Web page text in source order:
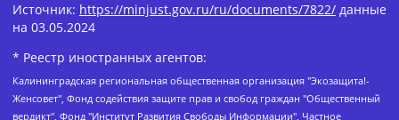
Источник: https://minjust.gov.ru/ru/documents/7822/ данные
на 03.05.2024
* Реестр иностранных агентов:
Калининградская региональная общественная организация "Экозащита!-Женсовет", Фонд содействия защите прав и свобод граждан "Общественный вердикт", Фонд "Институт Развития Свободы Информации", Частное учреждение "Информационное агентство МЕМО. РУ", Региональная общественная организация "Общественная комиссия по сохранению наследия академика Сахарова", Фонд поддержки свободы прессы, Санкт-Петербургская общественная правозащитная организация "Гражданский контроль", Межрегиональная общественная организация "Информационно-просветительский центр "Мемориал", Региональный Фонд "Центр Защиты Прав Средств Массовой Информации", с 05.12.2023 Фонд "Центр Защиты Прав Средств массовой информации", Региональная общественная благотворительная организация помощи беженцам и мигрантам "Гражданское содействие", Негосударственное образовательное учреждение дополнительного профессионального образования (повышение квалификации) специалистов "АКАДЕМИЯ ПО ПРАВАМ ЧЕЛОВЕКА", Свердловская региональная общественная организация "Сутяжник", Автономная некоммерческая организация "Центр независимых социологических исследований", Союз общественных объединений "Российский исследовательский центр по правам человека", Региональное общественное учреждение научно-информационный центр "МЕМОРИАЛ", Некоммерческая организация "Фонд защиты гласности", Автономная некоммерческая организация "Институт прав человека", Городская общественная организация "Екатеринбургское общество "МЕМОРИАЛ", Городская общественная организация "Рязанское историко-просветительское и правозащитное общество "Мемориал" (Рязанский Мемориал), Челябинский региональный орган общественной самодеятельности – женское общественное объединение "Женщины Евразии", Челябинский региональный орган общественной самодеятельности "Уральская правозащитная группа", Фонд содействия защите здоровья и социальной справедливости имени Андрея Рылькова, Автономная Некоммерческая Организация "Аналитический Центр Юрия Левады", Автономная некоммерческая организация социальной поддержки населения "Проект Апрель", Региональная общественная организация помощи женщинам и детям, находящимся в кризисной ситуации "Информационно-методический центр "Анна", Фонд содействия развитию массовых коммуникаций и правовому просвещению "Так-так-Так", Фонд содействия устойчивому развитию "Серебряная тайга", Свердловский региональный общественный фонд социальных проектов "Новое время", "Idel.Реалии", Кавказ.Реалии, Крым.Реалии, Телеканал Настоящее Время, Татаро-башкирская служба Радио Свобода (Azatliq Radiosi), Радио Свободная Европа/Радио Свобода (PCE/PC), "Сибирь.Реалии", "Фактограф", Благотворительный фонд помощи осужденным и их семьям, Автономная некоммерческая организация "Институт глобализации и социальных движений", Фонд "В защиту прав заключенных", Частное учреждение "Центр поддержки и содействия развитию средств массовой информации", Пензенский региональный общественный благотворительный фонд "Гражданский союз", "Север.Реалии", Некоммерческая организация Фонд "Правовая инициатива", Общество с ограниченной ответственностью "Радио Свободная Европа/Радио Свобода", Чешское информационное агентство "MEDIUM-ORIENT", Красноярская региональная общественная организация "Мы против СПИДа", Камалягин Денис Николаевич, Маркелов Сергей Евгеньевич, Пономарев Лев Александрович, Савицкая Людмила Алексеевна, Автономная некоммерческая организация "Центр по работе с проблемой насилия "НАСИЛИЮ.НЕТ", Межрегиональный профессиональный союз работников здравоохранения "Альянс врачей", Юридическое лицо, зарегистрированное в Латвийской Республике, SIA "Medusa Project" (регистрационный номер 40103797863, дата регистрации 10.06.2014), Некоммерческая организация "Фонд по борьбе с коррупцией", Автономная некоммерческая организация "Институт права и публичной политики", Баданин Роман Сергеевич, Гликин Максим Александрович, Железнова Мария Михайловна, Лукьянова Юлия Сергеевна, Маетная Елизавета Витальевна, Маняхин Петр Борисович, Чуракова Ольга Владимировна, Ярош Юлия Петровна, Юридическое лицо "The Insider SIA", зарегистрированное в Риге, Латвийская Республика (дата регистрации 26.06.2015), являющееся администратором доменного имени интернет-издания "The Insider SIA", https://theins.ru, Постернак Алексей Евгеньевич, Рубин Михаил Аркадьевич, Анин Роман Александрович, Юридическое лицо Istories fonds, зарегистрированное в Латвийской Республике (регистрационный номер 50008295751, дата регистрации 24.02.2020), Великовский Дмитрий Александрович, Долинина Ирина Николаевна, Мароховская Алеся Алексеевна, Шлейнов Роман Юрьевич, Шмагун Олеся Валентиновна, Общество с ограниченной ответственностью "Альтаир 2021", Общество с ограниченной ответственностью "Вега 2021", Общество с ограниченной ответственностью "Главный редактор 2021", Общество с ограниченной ответственностью "Ромашки монолит", Важенков Артем Валерьевич, Ивановская областная общественная организация "Центр гендерных исследований", Гурман Юрий Альбертович, Медиапроект "ОВД-Инфо", Егоров Владимир Владимирович, Жилинский Владимир Александрович, Общество с ограниченной ответственностью "ЗП", Иванова София Юрьевна, Карезина Инна Павловна, Кильтау Екатерина Викторовна, Петров Алексей Викторович, Пискунов Сергей Евгеньевич, Смирнов Сергей Сергеевич, Тихонов Михаил Сергеевич, Общество с ограниченной ответственностью "ЖУРНАЛИСТ-ИНОСТРАННЫЙ АГЕНТ", Арапова Галина Юрьевна, Вольтская Татьяна Анатольевна, Американская компания "Mason G.E.S. Anonymous Foundation" (США), являющаяся владельцем интернет-издания https://mnews.world/, Компания "Stichting Bellingcat", зарегистрированная в Нидерландах (дата регистрации 11.07.2018), Захаров Андрей Вячеславович, Клепиковская Екатерина Дмитриевна, Общество с ограниченной ответственностью "МЕМО", Перл Роман Александрович, Симонов Евгений Алексеевич, Соловьева Елена Анатольевна, Сотников Даниил Владимирович, Сурначева Елизавета Дмитриевна, Автономная некоммерческая организация по защите прав человека и информированию населения "Якутия – Наше Мнение", Общество с ограниченной ответственностью "Москоу диджитал медиа", с 26.01.2023 Общество с ограниченной ответственностью "Чайка Белые сады", Ветошкина Валерия Валерьевна, Заговора Максим Александрович, Межрегиональное общественное движение "Российская ЛГБТ - сеть", Оленичев Максим Владимирович, Павлов Иван Юрьевич, Скворцова Елена Сергеевна, Общество с ограниченной ответственностью "Как бы инагент", Кочетков Игорь Викторович, Общество с ограниченной ответственностью "Честные выборы", Еланчик Олег Александрович, Общество с ограниченной ответственностью "Нобелевский призыв", Гималова Регина Эмилевна, Григорьев Андрей Валерьевич, Григорьева Алина Александровна, Ассоциация по содействию защите прав призывников, альтернативнослужащих и военнослужащих "Правозащитная группа "Гражданин.Армия.Право", Хисамова Регина Фаритовна, Автономная некоммерческая организация по реализации социально-правовых программ "Лилит", Дальневосточное общественное движение "Маяк", Санкт-Петербургская ЛГБТ-инициативная группа "Выход", Инициативная группа ЛГБТ+ "Реверс", Алексеев Андрей Викторович, Бекбулатова Таисия Львовна, Беляев Иван Михайлович, Владыкина Елена Сергеевна, Гельман Марат Александрович, Никульшина Вероника Юрьевна, Толоконникова Надежда Андреевна, Шендерович Виктор Анатольевич, Общество с ограниченной ответственностью "Данное сообщение", Общество с ограниченной ответственностью Издательский дом "Новая глава", Айнбиндер Александра Александровна, Московский комьюнити-центр для ЛГБТ+инициатив, Благотворительный фонд развития филантропии, Deutsche Welle (Германия, Kurt-Schumacher-Strasse 3, 53113 Bonn), Борзунова Мария Михайловна, Воробьев Виктор Викторович, Голубева Анна Львовна, Константинова Алла Михайловна, Малкова Ирина Владимировна, Мурадов Мурад Абдулгалимович, Осетинская Елизавета Николаевна, Понасенков Евгений Николаевич, Ганапольский Матвей Юрьевич, Киселев Евгений Алексеевич, Борухович Ирина Григорьевна, Дремин Иван Тимофеевич, Дубровский Дмитрий Викторович, Красноярская региональная общественная организация поддержки и развития альтернативных образовательных технологий и межкультурных коммуникаций "ИНТЕРРА", Маяковская Екатерина Алексеевна, Фейгин Марк Захарович, Филимонов Андрей Викторович, Дзугкоева Регина Николаевна, Доброхотов Роман Александрович, Дудь Юрий Александрович, Елкин Сергей Владимирович, Кругликов Кирилл Игоревич, Сабунаева Мария Леонидовна, Семенов Алексей Владимирович, Шаинян Карен Багратович, Шульман Екатерина Михайловна, Асафьев Артур Валерьевич, Вахштайн Виктор Семенович, Венедиктов Алексей Алексеевич, Лушникова Екатерина Евгеньевна, Волков Леонид Михайлович, Невзоров Александр Глебович, Пархоменко Сергей Борисович, Сироткин Ярослав Николаевич, Кара-Мурза Владимир Владимирович, Баранова Наталья Владимировна, Гозман Леонид Яковлевич, Кагарлицкий Борис Юльевич, Климарев Михаил Валерьевич, Милов Владимир Станиславович, Автономная некоммерческая организация Краснодарский центр современного искусства "Типография", Моргенштерн Алишер Тагирович, Соболь Любовь Эдуардовна, Общество с ограниченной ответственностью "ЛИЗА НОРМ", Каспаров Гарри Кимович, Ходорковский Михаил Борисович, Общество с ограниченной ответственностью "Апрельские тезисы", Данилович Ирина Брониславовна, Кашин Олег Владимирович, Петров Николай Владимирович, Пивоваров Алексей Владимирович, Соколов Михаил Владимирович, Цветкова Юлия Владимировна, Чичваркин Евгений Александрович, Комитет против пыток/Команда против пыток, Общество с ограниченной ответственностью "Первый научный", Общество с ограниченной ответственностью "Вертолет и ко", Белоцерковская Вероника Борисовна, Кац Максим Евгеньевич, Лазарева Татьяна Юрьевна, Шаведдинов Руслан Табризович, Яшин Илья Валерьевич, Общество с ограниченной ответственностью "Иноагент ААВ", Алешковский Дмитрий Петрович, Альбац Евгения Марковна, Быков Дмитрий Львович, Галямина Юлия Евгеньевна, Лойко Сергей Леонидович, Мартынов Кирилл Константинович, Медведев Сергей Александрович, Крашенинников Федор Геннадиевич, Гордеева Катерина Вл